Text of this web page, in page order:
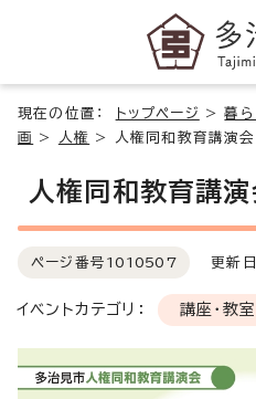
現在の位置： トップページ >暮ら
画
> 人権 > 人権同和教育講演会
人権同和教育講演
ページ番号 1010507 更新日
イベントカテゴリ： 講座・教室